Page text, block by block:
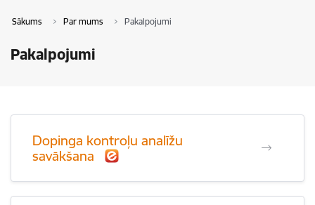
Sākums Par mums Pakalpojumi
Pakalpojumi
Dopinga kontroļu analīžu
savākšana